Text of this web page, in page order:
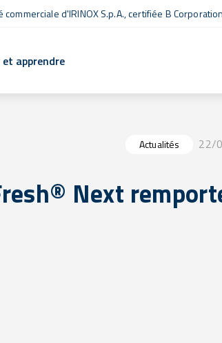
d'IRINOX S.p.A.,certifiée B
et apprendre
Actualités 22/
Next